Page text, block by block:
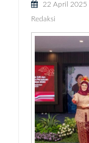
22 April 2025
Redaksi